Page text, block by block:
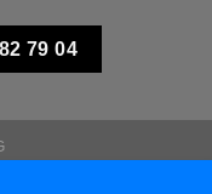
79 04
Fiyatları